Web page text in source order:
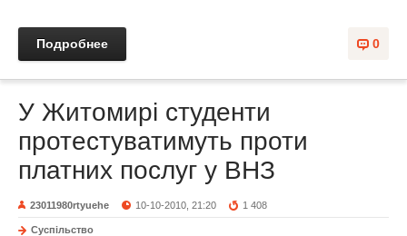
0
Подробнее
У Житомирі студенти
протестуватимуть проти
платних послуг у ВНЗ
23011980rtyuehe 10-10-2010, 21:20 1 408
Суспільство